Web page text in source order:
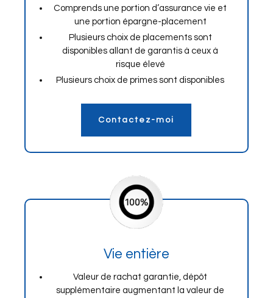
Comprends une portion d’assurance vie et
une portion épargne-placement
Plusieurs choix de placements sont
disponibles allant de garantis à ceux à
risque élevé
Plusieurs choix de primes sont disponibles
Contactez-moi
Vie entière
Valeur de rachat garantie, dépôt
supplémentaire augmentant la valeur de